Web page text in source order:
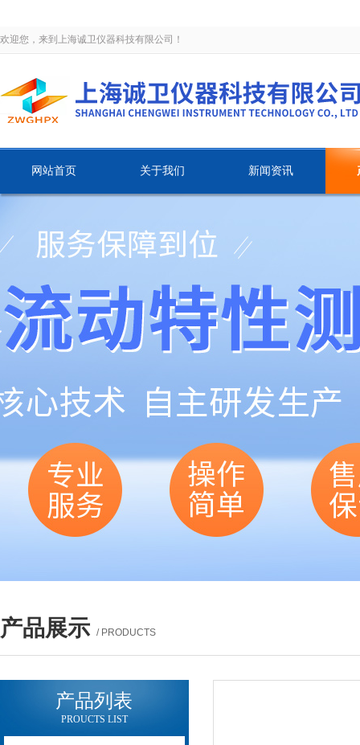
欢迎您，来到上海诚卫仪器科技有限公司！
网站首页 关于我们 新闻资讯
产品展示 / PRODUCTS
产品列表
PROUCTS LIST